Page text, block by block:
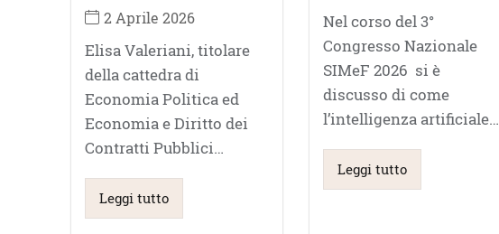
2 Aprile 2026
Elisa Valeriani, titolare
della cattedra di
Economia Politica ed
Economia e Diritto dei
Contratti Pubblici…
Leggi tutto
Nel corso del 3°
Congresso Nazionale
SIMeF 2026 si è
discusso di come
l’intelligenza artificiale…
Leggi tutto